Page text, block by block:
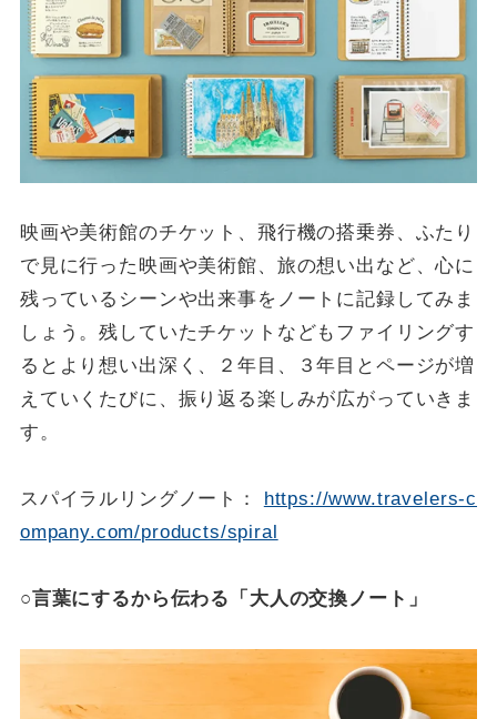
映画や美術館のチケット、飛行機の搭乗券、ふたり
で見に行った映画や美術館、旅の想い出など、心に
残っているシーンや出来事をノートに記録してみま
しょう。残していたチケットなどもファイリングす
るとより想い出深く、２年目、３年目とページが増
えていくたびに、振り返る楽しみが広がっていきま
す。
スパイラルリングノート： https://www.travelers-c
ompany.com/products/spiral
○言葉にするから伝わる「大人の交換ノート」